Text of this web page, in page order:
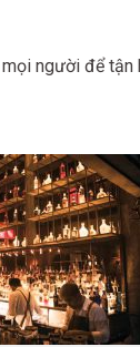
người để tận